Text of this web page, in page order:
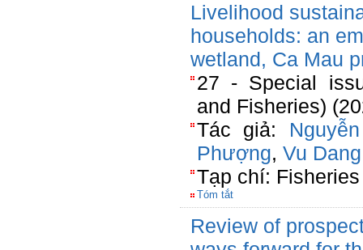
Livelihood
households: an
wetland, Ca Mau
27 - Special
and Fisheries)
Tác giả:
Phượng, Vu
Tạp chí:
Tóm tắt
Review of